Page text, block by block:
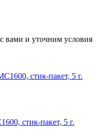
вами и уточним условия
стик-пакет, 5 г.